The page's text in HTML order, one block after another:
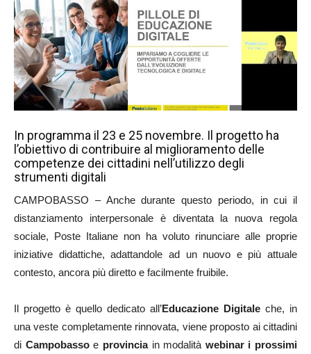
In programma il 23 e 25 novembre. Il progetto ha
l’obiettivo di contribuire al miglioramento delle
competenze dei cittadini nell’utilizzo degli
strumenti digitali
CAMPOBASSO – Anche durante questo periodo, in cui il
distanziamento interpersonale è diventata la nuova regola
sociale, Poste Italiane non ha voluto rinunciare alle proprie
iniziative didattiche, adattandole ad un nuovo e più attuale
contesto, ancora più diretto e facilmente fruibile.
Il progetto è quello dedicato all’Educazione Digitale che, in
una veste completamente rinnovata, viene proposto ai cittadini
di Campobassoe provinciain modalità webinar i prossimi